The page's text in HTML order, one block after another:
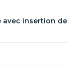
avec insertion de